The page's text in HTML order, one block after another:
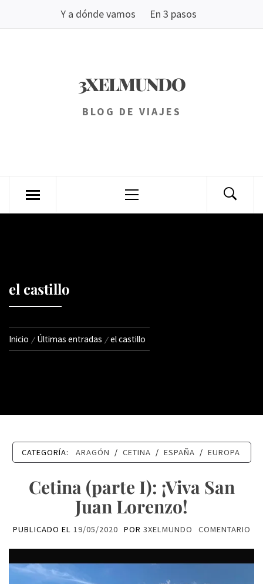
Y a dónde vamos En 3 pasos
3XELMUNDO
BLOG DE VIAJES
principal
el castillo
Inicio Últimas entradas el castillo
CATEGORÍA: ARAGÓN / CETINA / ESPAÑA / EUROPA
Cetina (parte I): ¡Viva San
Juan Lorenzo!
PUBLICADO EL 19/05/2020 POR 3XELMUNDO COMENTARIO